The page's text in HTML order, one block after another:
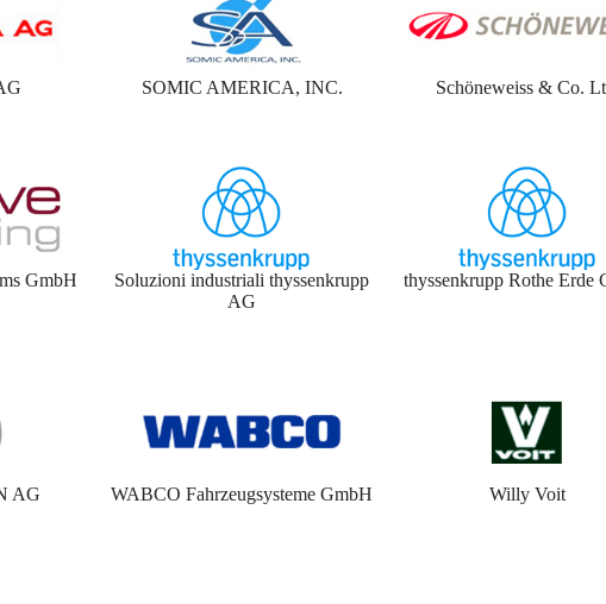
SOMIC AMERICA, INC. Schöneweiss & Co.
GmbH
Soluzioni industriali thyssenkrupp
AG
thyssenkrupp Rothe Erde
AG WABCO Fahrzeugsysteme GmbH Willy Voit